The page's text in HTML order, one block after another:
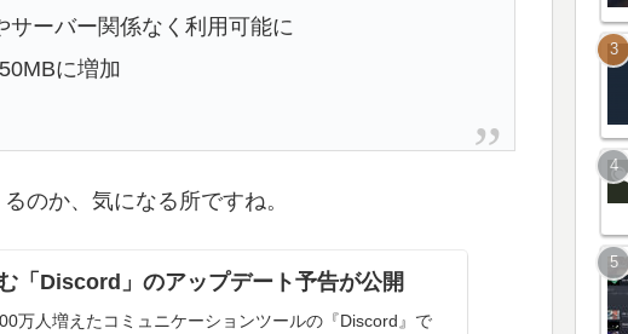
ーバー関係なく利用可能に
に増加
のか、気になる所ですね。
「Discord」のアップデート予告が公開
万人増えたコミュニケーションツールの『Discord』で